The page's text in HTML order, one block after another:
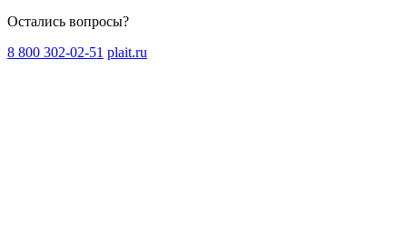
Остались вопросы?
8 800 302-02-51 plait.ru